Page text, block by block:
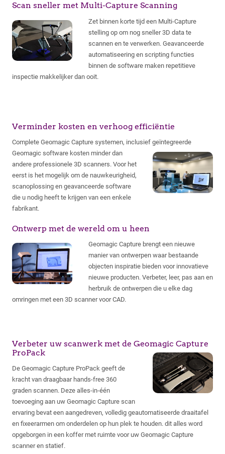
Scan sneller met Multi-Capture Scanning
Zet binnen korte tijd een Multi-Capture
stelling op om nog sneller 3D data te
scannen en te verwerken. Geavanceerde
automatiseering en scripting functies
binnen de software maken repetitieve
inspectie makkelijker dan ooit.
Verminder kosten en verhoog efficiëntie
Complete Geomagic Capture systemen, inclusief geïntegreerde
Geomagic software kosten minder dan
andere professionele 3D scanners. Voor het
eerst is het mogelijk om de nauwkeurigheid,
scanoplossing en geavanceerde software
die u nodig heeft te krijgen van een enkele
fabrikant.
Ontwerp met de wereld om u heen
Geomagic Capture brengt een nieuwe
manier van ontwerpen waar bestaande
objecten inspiratie bieden voor innovatieve
nieuwe producten. Verbeter, leer, pas aan en
herbruik de ontwerpen die u elke dag
omringen met een 3D scanner voor CAD.
Verbeter uw scanwerk met de Geomagic Capture
ProPack
De Geomagic Capture ProPack geeft de
kracht van draagbaar hands-free 360
graden scannen. Deze alles-in-één
toevoeging aan uw Geomagic Capture scan
ervaring bevat een aangedreven, volledig geautomatiseerde draaitafel
en fixeerarmen om onderdelen op hun plek te houden. dit alles word
opgeborgen in een koffer met ruimte voor uw Geomagic Capture
scanner en statief.